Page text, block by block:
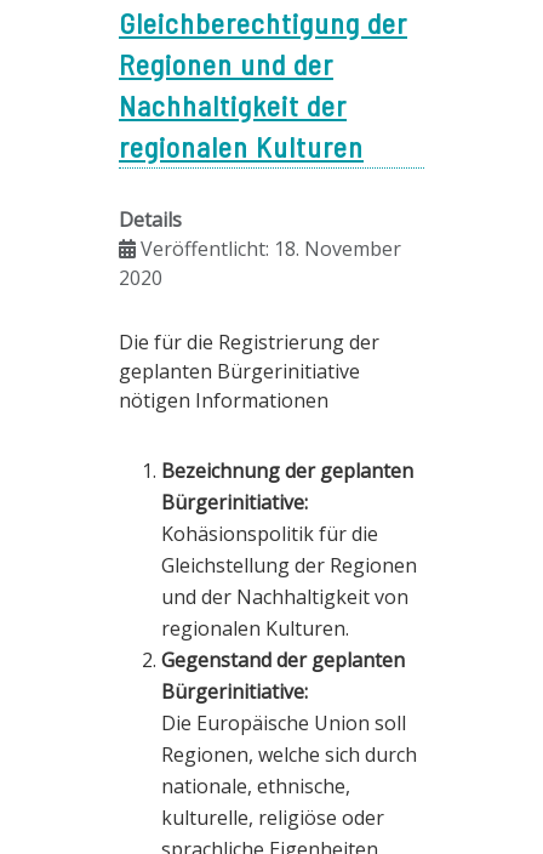
Gleichberechtigung der
Regionen und der
Nachhaltigkeit der
regionalen Kulturen
Details
Veröffentlicht: 18. November
2020
Die für die Registrierung der
geplanten Bürgerinitiative
nötigen Informationen
Bezeichnung der geplanten
Bürgerinitiative:
Kohäsionspolitik für die
Gleichstellung der Regionen
und der Nachhaltigkeit von
regionalen Kulturen.
Gegenstand der geplanten
Bürgerinitiative:
Die Europäische Union soll
Regionen, welche sich durch
nationale, ethnische,
kulturelle, religiöse oder